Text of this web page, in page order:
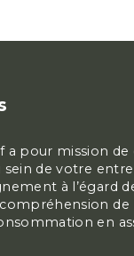
a pour mission
sein de votre
à l’égard
en